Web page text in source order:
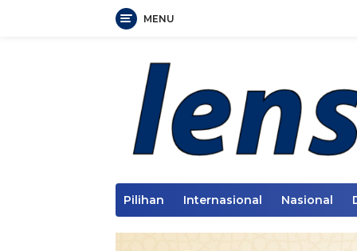
MENU
Pilihan Internasional Nasional